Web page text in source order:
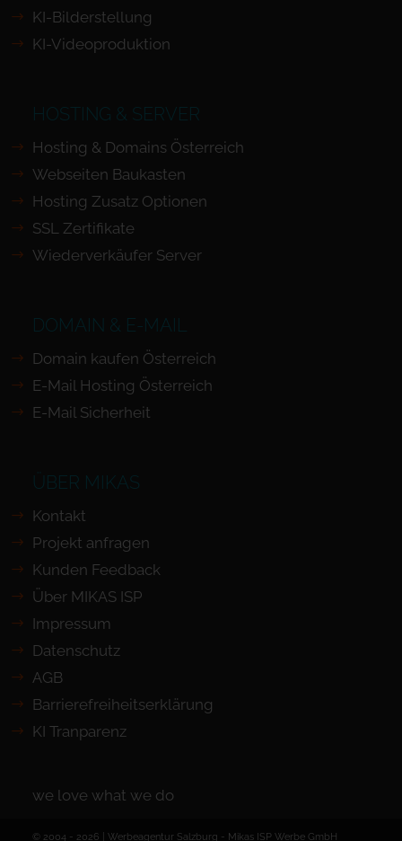
KI-Bilderstellung
KI-Videoproduktion
HOSTING & SERVER
Hosting & Domains Österreich
Webseiten Baukasten
Hosting Zusatz Optionen
SSL Zertifikate
Wiederverkäufer Server
DOMAIN & E-MAIL
Domain kaufen Österreich
E-Mail Hosting Österreich
E-Mail Sicherheit
ÜBER MIKAS
Kontakt
Projekt anfragen
Kunden Feedback
Über MIKAS ISP
Impressum
Datenschutz
AGB
Barrierefreiheits­erklärung
KI Tranparenz
we love what we do
© 2004 - 2026 | Werbeagentur Salzburg - Mikas ISP Werbe GmbH